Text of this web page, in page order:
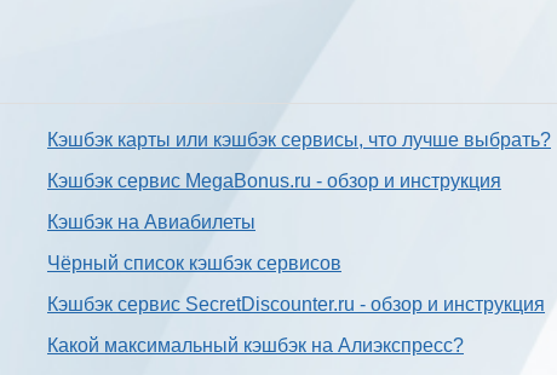
Кэшбэк карты или кэшбэк сервисы, что лучше выбрать?
Кэшбэк сервис MegaBonus.ru - обзор и инструкция
Кэшбэк на Авиабилеты
Чёрный список кэшбэк сервисов
Кэшбэк сервис SecretDiscounter.ru - обзор и инструкция
Какой максимальный кэшбэк на Алиэкспресс?